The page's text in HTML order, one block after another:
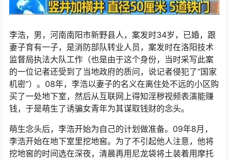
李浩，男，河南南阳市新野县人，案发时34岁，已婚，跟
妻子育有一子，是消防部队转业人员，案发时在洛阳技术
监督局执法大队工作（也是由于这个身份，当时采写此案
的一位记者还受到了当地政府的质问，说记者侵犯了“国家
机密”）。08年，李浩以妻子的名义在离住处不远的小区购
买了一处地下室，然后从互联网上得知淫秽视频表演能赚
钱，于是萌生了诱骗女青年为其谋取钱财的念头。
萌生念头后，李浩开始为自己的计划做准备。09年8月，
李浩开始在地下室里挖地窖。为了不引起他人注意，他将
挖地窖的时间选在深夜，清晨再用尼龙袋将土装着用摩托